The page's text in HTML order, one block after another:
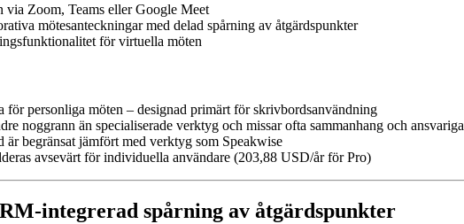
via Zoom, Teams eller Google Meet
mötesanteckningar med delad spårning av åtgärdspunkter
för virtuella möten
för personliga möten – designad primärt för skrivbordsanvändning
noggrann än specialiserade verktyg och missar ofta sammanhang och ansvariga
begränsat jämfört med verktyg som Speakwise
avsevärt för individuella användare (203,88 USD/år för Pro)
integrerad spårning av åtgärdspunkter